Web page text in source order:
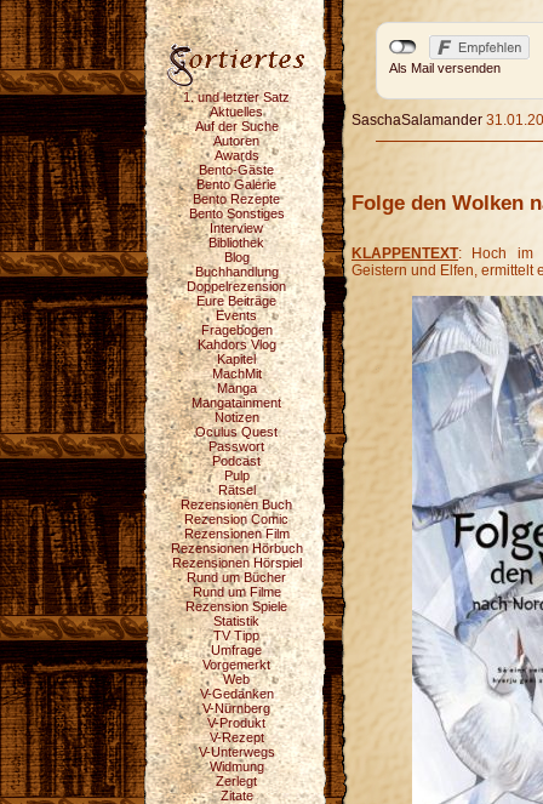
1. und letzter Satz
Aktuelles
Auf der Suche
Autoren
Awards
Bento-Gäste
Bento Galerie
Bento Rezepte
Bento Sonstiges
Interview
Bibliothek
Blog
Buchhandlung
Doppelrezension
Eure Beiträge
Events
Fragebogen
Kahdors Vlog
Kapitel
MachMit
Manga
Mangatainment
Notizen
Oculus Quest
Passwort
Podcast
Pulp
Rätsel
Rezensionen Buch
Rezension Comic
Rezensionen Film
Rezensionen Hörbuch
Rezensionen Hörspiel
Rund um Bücher
Rund um Filme
Rezension Spiele
Statistik
TV Tipp
Umfrage
Vorgemerkt
Web
V-Gedanken
V-Nürnberg
V-Produkt
V-Rezept
V-Unterwegs
Widmung
Zerlegt
Zitate
Als Mail versenden
SaschaSalamander
Folge den Wolken
KLAPPENTEXT: Hoch im
Geistern und Elfen, ermittelt